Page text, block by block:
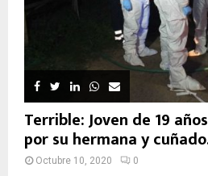
Terrible: Joven de 19
por su hermana y
Octubre 10, 2020 0